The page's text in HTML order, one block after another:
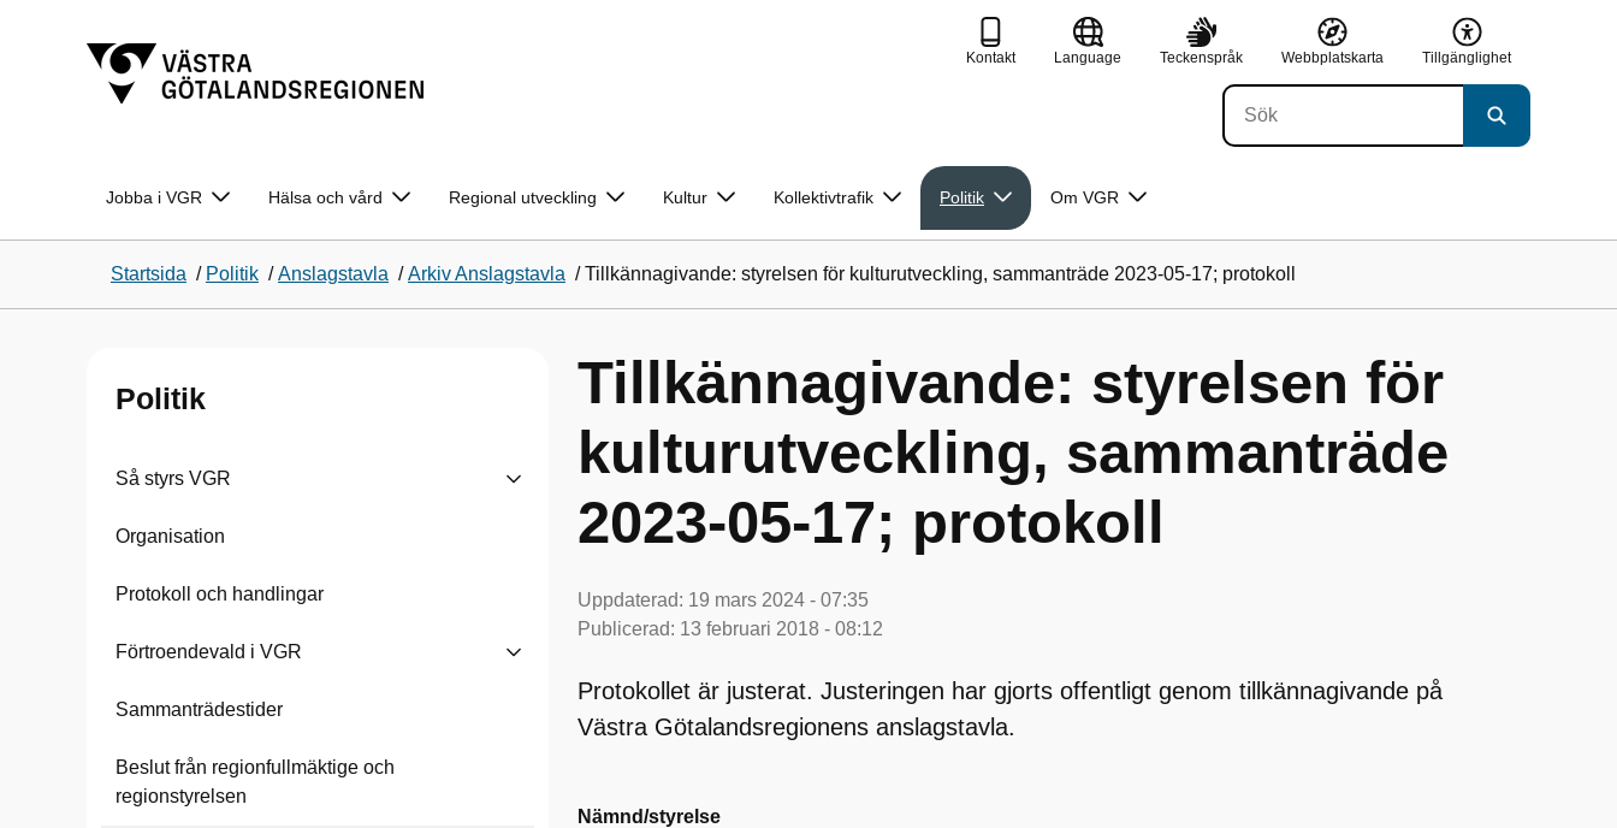
Kontakt Language Teckenspråk Webbplatskarta Tillgänglighet
Jobba i VGR Hälsa och vård Regional utveckling Kultur Kollektivtrafik Politik Om VGR
Startsida / Politik /Anslagstavla /Arkiv Anslagstavla /Tillkännagivande: styrelsen för kulturutveckling, sammanträde 2023-05-17; protokoll
Politik
Så styrs VGR
Organisation
Protokoll och handlingar
Förtroendevald i VGR
Sammanträdestider
Beslut från regionfullmäktige och
regionstyrelsen
Tillkännagivande: styrelsen för
kulturutveckling, sammanträde
2023-05-17; protokoll
Uppdaterad: 19 mars 2024 - 07:35
Publicerad: 13 februari 2018 - 08:12
Protokollet är justerat. Justeringen har gjorts offentligt genom tillkännagivande på
Västra Götalandsregionens anslagstavla.
Nämnd/styrelse